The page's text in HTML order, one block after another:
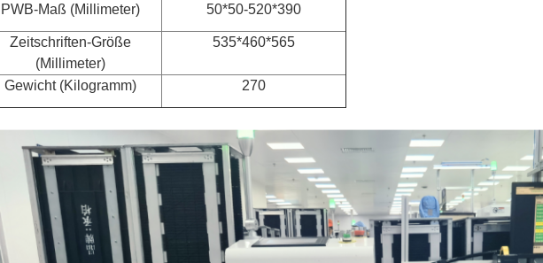
PWB-Maß (Millimeter) 50*50-520*390
Zeitschriften-Größe
(Millimeter)
535*460*565
Gewicht (Kilogramm) 270